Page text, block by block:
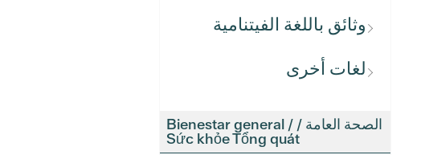
وثائق باللغة الفيتنامية
لغات أخرى
الصحة العامة / Bienestar general /
Sức khỏe Tổng quát